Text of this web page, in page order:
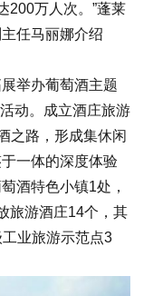
200万人次。”蓬莱
任马丽娜介绍
举办葡萄酒主题
活动。成立酒庄旅游
之路，形成集休闲
一体的深度体验
酒特色小镇1处，
旅游酒庄14个，其
业旅游示范点3